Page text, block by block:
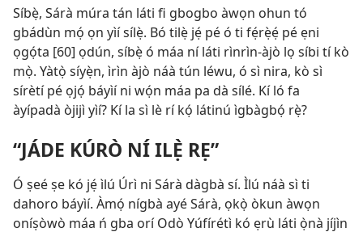
Síbẹ̀, Sárà múra tán láti fi gbogbo àwọn ohun tó
gbádùn mọ́ ọn yìí sílẹ̀. Bó tilẹ̀ jẹ́ pé ó ti fẹ́rẹ̀ẹ́ pé ẹni
ọgọ́ta [60] ọdún, síbẹ̀ ó máa ní láti rìnrìn-àjò lọ síbi tí kò
mọ̀. Yàtọ̀ síyẹ̀n, ìrìn àjò náà tún léwu, ó sì nira, kò sì
sírètí pé ọjọ́ báyìí ni wọ́n máa pa dà sílé. Kí ló fa
àyípadà òjijì yìí? Kí la sì lè rí kọ́ látinú ìgbàgbọ́ rẹ̀?
“JÁDE KÚRÒ NÍ ILẸ̀ RẸ”
Ó ṣeé ṣe kó jẹ́ ìlú Úrì ni Sárà dàgbà sí. Ìlú náà sì ti
dahoro báyìí. Àmọ́ nígbà ayé Sárà, ọkọ̀ òkun àwọn
oníṣòwò máa ń gba orí Odò Yúfírétì kó ẹrù láti ọ̀nà jíjìn